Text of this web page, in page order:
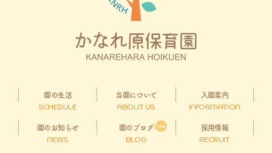
園の生活
SCHEDULE
当園について
ABOUT US
入園案内
INFORMATION
園のお知らせ
NEWS
園のブログ
BLOG
採用情報
RECRUIT